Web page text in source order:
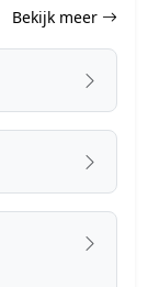
Bekijk meer